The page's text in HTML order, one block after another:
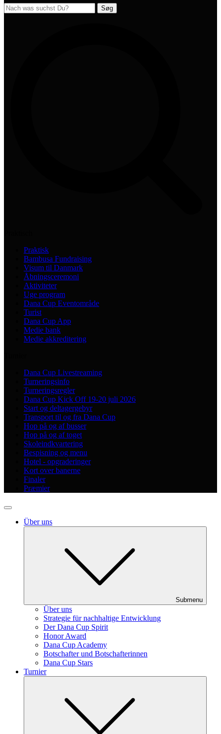
Praktisk
Bambusa Fundraising
Visum til Danmark
Åbningsceremoni
Aktiviteter
Uge program
Dana Cup Eventområde
Turist
Dana Cup App
Medie bank
Medie akkreditering
Dana Cup Livestreaming
Turneringsinfo
Turneringsregler
Dana Cup Kick Off 19-20 juli 2026
Start og deltagergebyr
Transport til og fra Dana Cup
Hop på og af busser
Hop på og af toget
Skoleindkvartering
Bespisning og menu
Hotel - opgraderinger
Kort over banerne
Finaler
Præmier
Über uns
Submenu
Über uns
Strategie für nachhaltige Entwicklung
Der Dana Cup Spirit
Honor Award
Dana Cup Academy
Botschafter und Botschafterinnen
Dana Cup Stars
Turnier